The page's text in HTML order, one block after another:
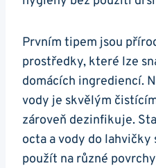
Prvním tipem jsou
prostředky, které lze
domácích ingrediencí.
vody je skvělým
zároveň dezinfikuje.
octa a vody do lahvičky
použít na různé